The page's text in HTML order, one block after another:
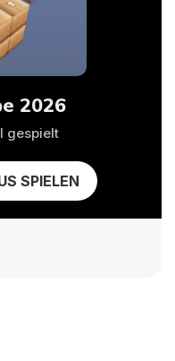
2026
gespielt
SPIELEN